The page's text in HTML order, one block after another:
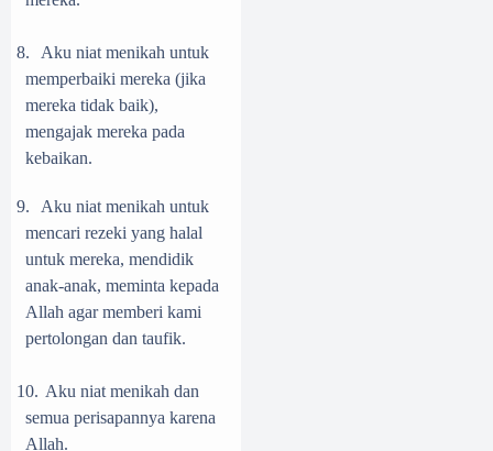
8.
Aku niat menikah untuk
memperbaiki mereka (jika
mereka tidak baik),
mengajak mereka pada
kebaikan.
9.
Aku niat menikah untuk
mencari rezeki yang halal
untuk mereka, mendidik
anak-anak, meminta kepada
Allah agar memberi kami
pertolongan dan taufik.
10. Aku niat menikah dan
semua perisapannya karena
Allah.